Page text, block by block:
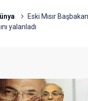
Eski Mısır
yalanladı